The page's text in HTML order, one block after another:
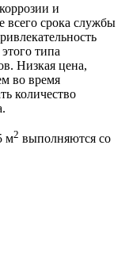
и
всего срока службы
типа
Низкая цена,
во время
количество
м2 выполняются со